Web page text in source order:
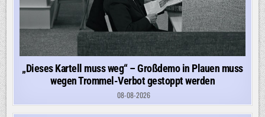
„Dieses Kartell muss weg“ – Großdemo in Plauen muss
wegen Trommel-Verbot gestoppt werden
08-08-2026